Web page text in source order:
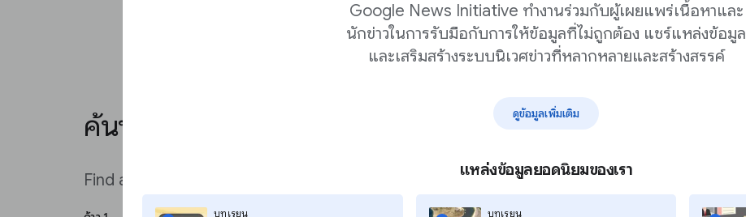
Google News Initiative ทำงานร่วมกับผู้เผยแพร่เนื้อหาและ
นักข่าวในการรับมือกับการให้ข้อมูลที่ไม่ถูกต้อง แชร์แหล่งข้อมูล
และเสริมสร้างระบบนิเวศข่าวที่หลากหลายและสร้างสรรค์
ดูข้อมูลเพิ่มเติม
แหล่งข้อมูลยอดนิยมของเรา
บทเรียน บทเรียน
ค้นหาตำแหน่ง
Find a location